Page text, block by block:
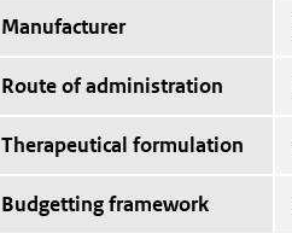
Manufacturer
Route of administration
Therapeutical formulation
Budgetting framework